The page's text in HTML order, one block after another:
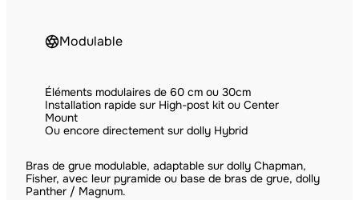
Modulable
Éléments modulaires de 60 cm ou 30cm
Installation rapide sur High-post kit ou Center
Mount
Ou encore directement sur dolly Hybrid
Bras de grue modulable, adaptable sur dolly Chapman,
Fisher, avec leur pyramide ou base de bras de grue, dolly
Panther / Magnum.